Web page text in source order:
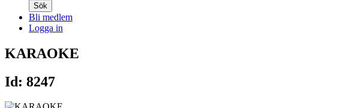
Sök
Bli medlem
Logga in
KARAOKE
Id: 8247